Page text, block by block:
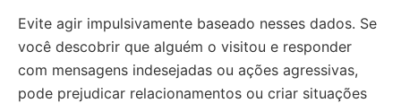
Evite agir impulsivamente baseado nesses dados. Se
você descobrir que alguém o visitou e responder
com mensagens indesejadas ou ações agressivas,
pode prejudicar relacionamentos ou criar situações